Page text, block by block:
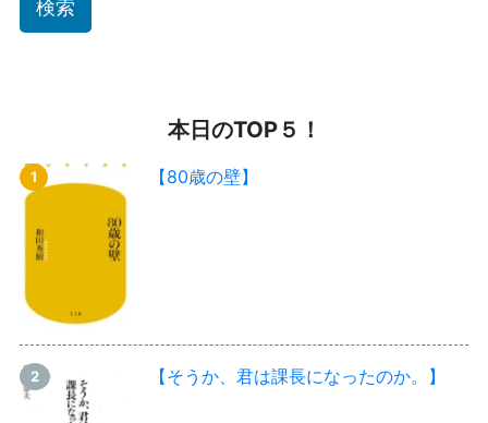
本日のTOP５！
【80歳の壁】
【そうか、君は課長になったのか。】